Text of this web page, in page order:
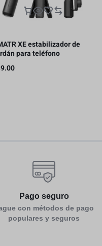
XE estabilizador de
para teléfono
de 3 ejes, cardán
de mano para
Pago seguro
con métodos de pago
populares y seguros